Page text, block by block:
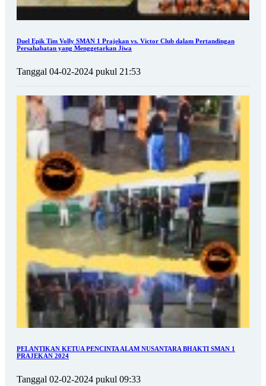
Duel Epik Tim Volly SMAN 1 Prajekan vs. Victor Club dalam Pertandingan
Persahabatan yang Menggetarkan Jiwa
Tanggal 04-02-2024 pukul 21:53
PELANTIKAN KETUA PENCINTA ALAM NUSANTARA BHAKTI SMAN 1
PRAJEKAN 2024
Tanggal 02-02-2024 pukul 09:33